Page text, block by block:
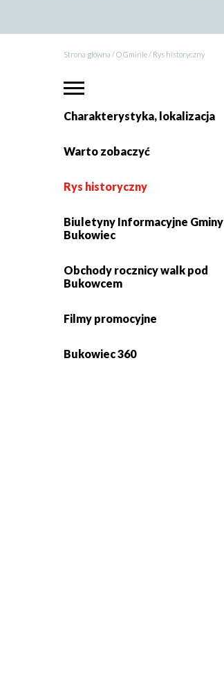
Ścieżka
nawigacyjna
Strona główna O Gminie Rys historyczny
Menu
główne
Główne
menu
strony
Charakterystyka, lokalizacja
Warto zobaczyć
Rys historyczny
Biuletyny Informacyjne Gminy
Bukowiec
Obchody rocznicy walk pod
Bukowcem
Filmy promocyjne
Otworzy
Bukowiec 360